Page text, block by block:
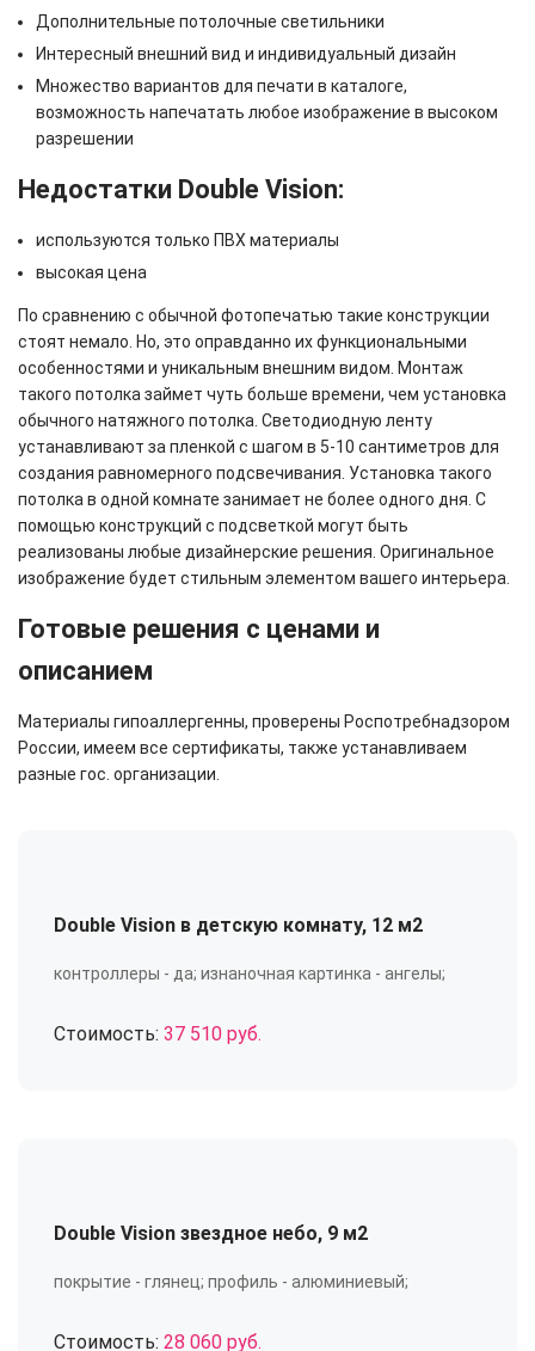
Дополнительные потолочные светильники
Интересный внешний вид и индивидуальный дизайн
Множество вариантов для печати в каталоге,
возможность напечатать любое изображение в высоком
разрешении
Недостатки Double Vision:
используются только ПВХ материалы
высокая цена
По сравнению с обычной фотопечатью такие конструкции
стоят немало. Но, это оправданно их функциональными
особенностями и уникальным внешним видом. Монтаж
такого потолка займет чуть больше времени, чем установка
обычного натяжного потолка. Светодиодную ленту
устанавливают за пленкой с шагом в 5-10 сантиметров для
создания равномерного подсвечивания. Установка такого
потолка в одной комнате занимает не более одного дня. С
помощью конструкций с подсветкой могут быть
реализованы любые дизайнерские решения. Оригинальное
изображение будет стильным элементом вашего интерьера.
Готовые решения с ценами и
описанием
Материалы гипоаллергенны, проверены Роспотребнадзором
России, имеем все сертификаты, также устанавливаем
разные гос. организации.
Double Vision в детскую комнату, 12 м2
контроллеры - да; изнаночная картинка - ангелы;
Стоимость: 37 510 руб.
Double Vision звездное небо, 9 м2
покрытие - глянец; профиль - алюминиевый;
Стоимость: 28 060 руб.